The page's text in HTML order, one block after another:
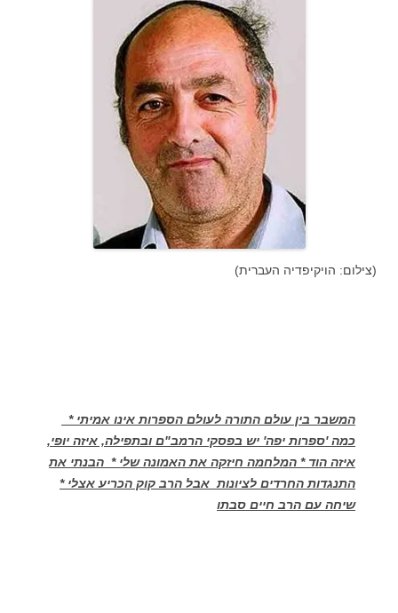
(צילום: הויקיפדיה העברית)
המשבר בין עולם התורה לעולם הספרות אינו אמיתי *
כמה 'ספרות יפה' יש בפסקי הרמב"ם ובתפילה, איזה יופי,
איזה הוד * המלחמה חיזקה את האמונה שלי * הבנתי את
התנגדות החרדים לציונות אבל הרב קוק הכריע אצלי *
שיחה עם הרב חיים סבתו